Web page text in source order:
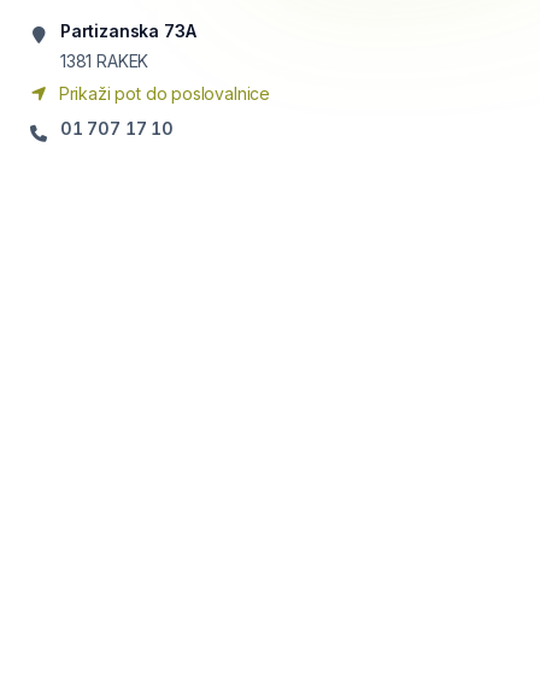
Partizanska 73A
1381 RAKEK
Prikaži pot do poslovalnice
01 707 17 10